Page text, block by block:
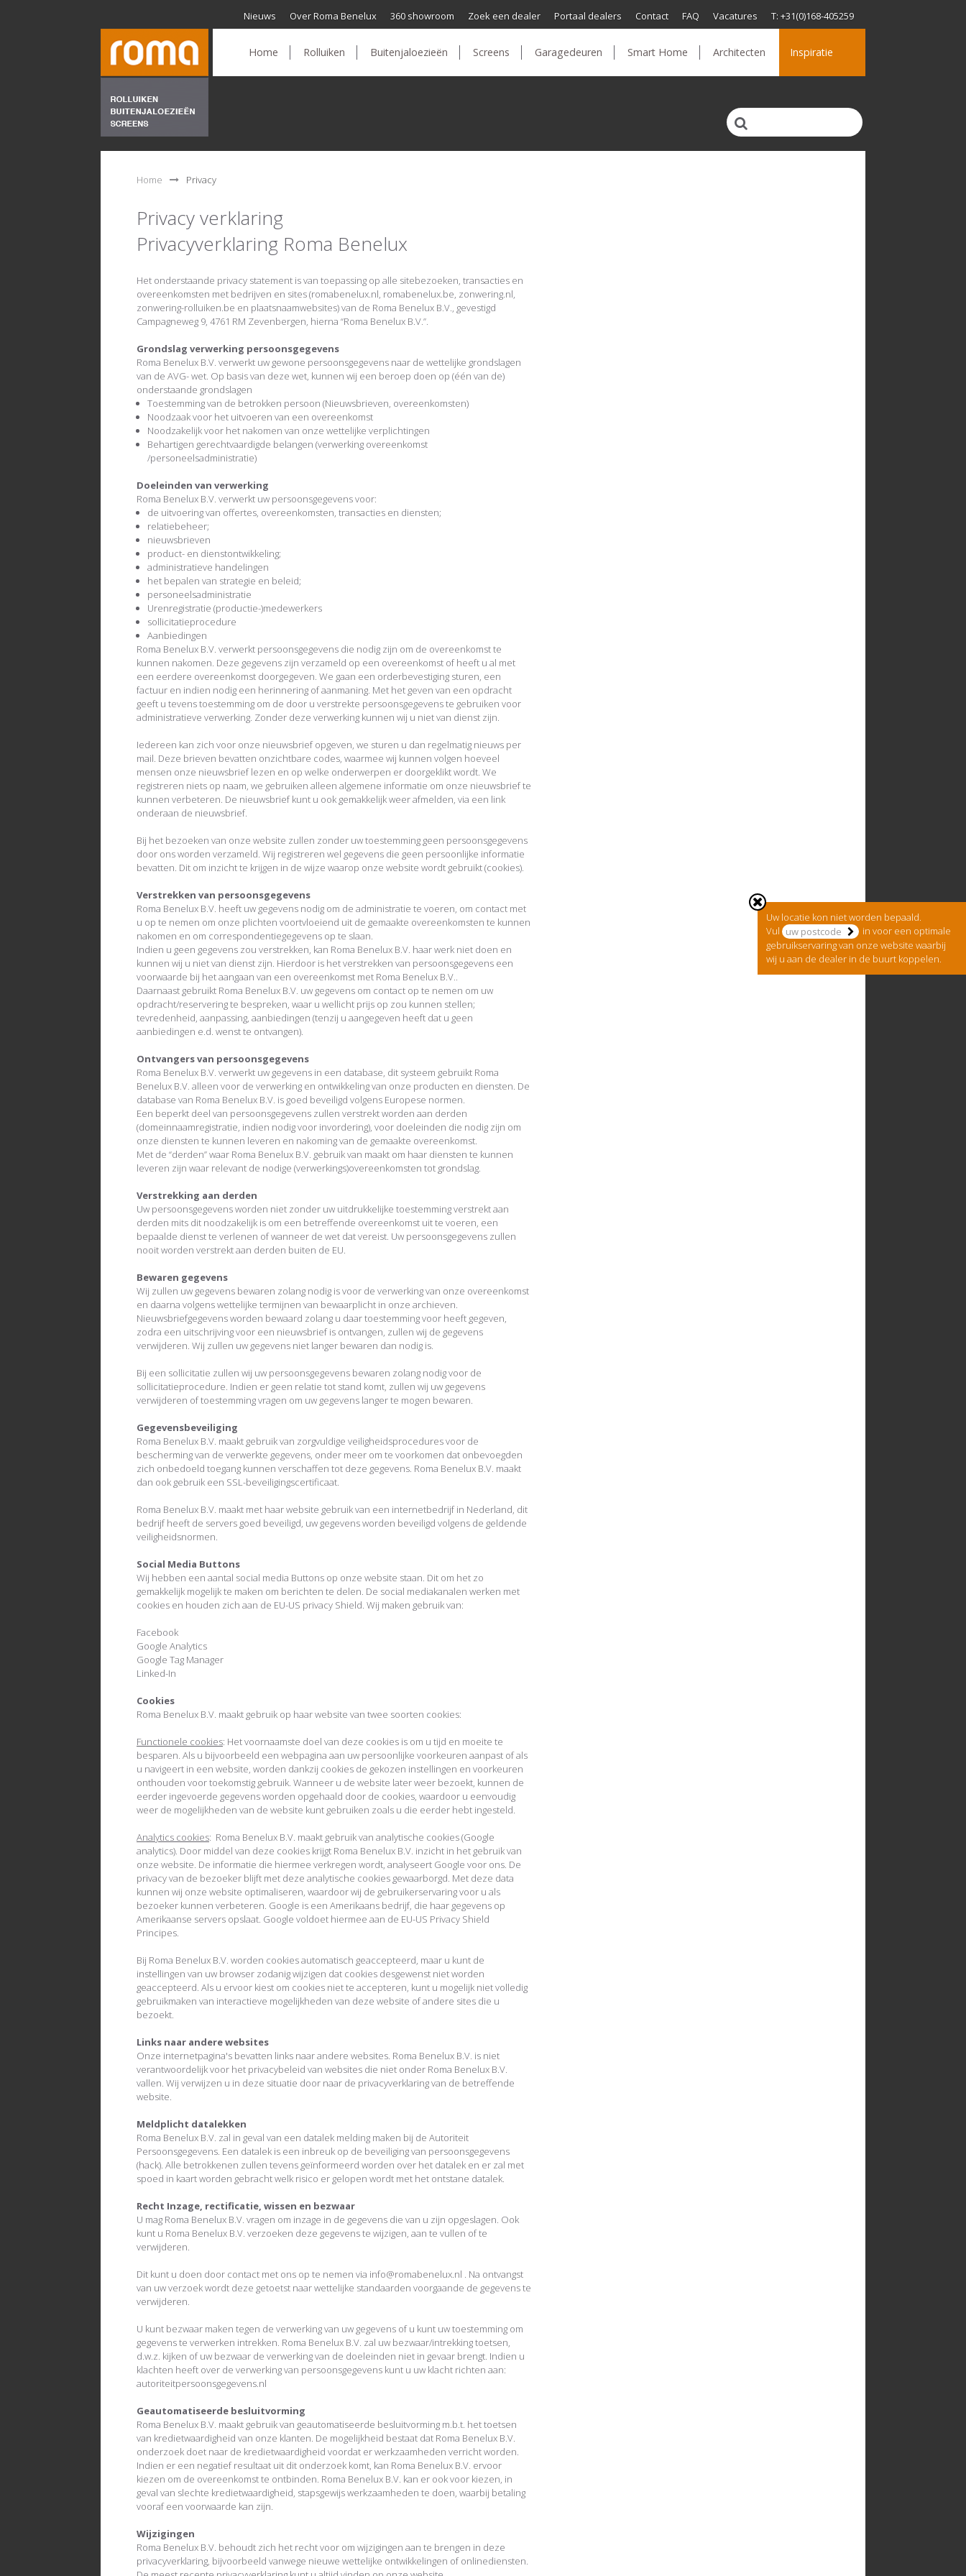
Home Rolluiken Buitenjaloezieën Screens Garagedeuren Smart Home Architecten Inspiratie
Nieuws Over Roma Benelux 360 showroom Zoek een dealer Portaal dealers Contact FAQ Vacatures T: +31(0)168-405259
Home Privacy
Privacy verklaring
Privacyverklaring Roma Benelux
Het onderstaande privacy statement is van toepassing op alle sitebezoeken, transacties en
overeenkomsten met bedrijven en sites (romabenelux.nl, romabenelux.be, zonwering.nl,
zonwering-rolluiken.be en plaatsnaamwebsites) van de Roma Benelux B.V., gevestigd
Campagneweg 9, 4761 RM Zevenbergen, hierna “Roma Benelux B.V.”.
Grondslag verwerking persoonsgegevens
Roma Benelux B.V. verwerkt uw gewone persoonsgegevens naar de wettelijke grondslagen
van de AVG- wet. Op basis van deze wet, kunnen wij een beroep doen op (één van de)
onderstaande grondslagen
Toestemming van de betrokken persoon (Nieuwsbrieven, overeenkomsten)
Noodzaak voor het uitvoeren van een overeenkomst
Noodzakelijk voor het nakomen van onze wettelijke verplichtingen
Behartigen gerechtvaardigde belangen (verwerking overeenkomst
/personeelsadministratie)
Doeleinden van verwerking
Roma Benelux B.V. verwerkt uw persoonsgegevens voor:
de uitvoering van offertes, overeenkomsten, transacties en diensten;
relatiebeheer;
nieuwsbrieven
product- en dienstontwikkeling;
administratieve handelingen
het bepalen van strategie en beleid;
personeelsadministratie
Urenregistratie (productie-)medewerkers
sollicitatieprocedure
Aanbiedingen
Roma Benelux B.V. verwerkt persoonsgegevens die nodig zijn om de overeenkomst te
kunnen nakomen. Deze gegevens zijn verzameld op een overeenkomst of heeft u al met
een eerdere overeenkomst doorgegeven. We gaan een orderbevestiging sturen, een
factuur en indien nodig een herinnering of aanmaning. Met het geven van een opdracht
geeft u tevens toestemming om de door u verstrekte persoonsgegevens te gebruiken voor
administratieve verwerking. Zonder deze verwerking kunnen wij u niet van dienst zijn.
Iedereen kan zich voor onze nieuwsbrief opgeven, we sturen u dan regelmatig nieuws per
mail. Deze brieven bevatten onzichtbare codes, waarmee wij kunnen volgen hoeveel
mensen onze nieuwsbrief lezen en op welke onderwerpen er doorgeklikt wordt. We
registreren niets op naam, we gebruiken alleen algemene informatie om onze nieuwsbrief te
kunnen verbeteren. De nieuwsbrief kunt u ook gemakkelijk weer afmelden, via een link
onderaan de nieuwsbrief.
Bij het bezoeken van onze website zullen zonder uw toestemming geen persoonsgegevens
door ons worden verzameld. Wij registreren wel gegevens die geen persoonlijke informatie
bevatten. Dit om inzicht te krijgen in de wijze waarop onze website wordt gebruikt (cookies).
Verstrekken van persoonsgegevens
Roma Benelux B.V. heeft uw gegevens nodig om de administratie te voeren, om contact met
u op te nemen om onze plichten voortvloeiend uit de gemaakte overeenkomsten te kunnen
nakomen en om correspondentiegegevens op te slaan.
Indien u geen gegevens zou verstrekken, kan Roma Benelux B.V. haar werk niet doen en
kunnen wij u niet van dienst zijn. Hierdoor is het verstrekken van persoonsgegevens een
voorwaarde bij het aangaan van een overeenkomst met Roma Benelux B.V..
Daarnaast gebruikt Roma Benelux B.V. uw gegevens om contact op te nemen om uw
opdracht/reservering te bespreken, waar u wellicht prijs op zou kunnen stellen;
tevredenheid, aanpassing, aanbiedingen (tenzij u aangegeven heeft dat u geen
aanbiedingen e.d. wenst te ontvangen).
Ontvangers van persoonsgegevens
Roma Benelux B.V. verwerkt uw gegevens in een database, dit systeem gebruikt Roma
Benelux B.V. alleen voor de verwerking en ontwikkeling van onze producten en diensten. De
database van Roma Benelux B.V. is goed beveiligd volgens Europese normen.
Een beperkt deel van persoonsgegevens zullen verstrekt worden aan derden
(domeinnaamregistratie, indien nodig voor invordering), voor doeleinden die nodig zijn om
onze diensten te kunnen leveren en nakoming van de gemaakte overeenkomst.
Met de “derden” waar Roma Benelux B.V. gebruik van maakt om haar diensten te kunnen
leveren zijn waar relevant de nodige (verwerkings)overeenkomsten tot grondslag.
Verstrekking aan derden
Uw persoonsgegevens worden niet zonder uw uitdrukkelijke toestemming verstrekt aan
derden mits dit noodzakelijk is om een betreffende overeenkomst uit te voeren, een
bepaalde dienst te verlenen of wanneer de wet dat vereist. Uw persoonsgegevens zullen
nooit worden verstrekt aan derden buiten de EU.
Bewaren gegevens
Wij zullen uw gegevens bewaren zolang nodig is voor de verwerking van onze overeenkomst
en daarna volgens wettelijke termijnen van bewaarplicht in onze archieven.
Nieuwsbriefgegevens worden bewaard zolang u daar toestemming voor heeft gegeven,
zodra een uitschrijving voor een nieuwsbrief is ontvangen, zullen wij de gegevens
verwijderen. Wij zullen uw gegevens niet langer bewaren dan nodig is.
Bij een sollicitatie zullen wij uw persoonsgegevens bewaren zolang nodig voor de
sollicitatieprocedure. Indien er geen relatie tot stand komt, zullen wij uw gegevens
verwijderen of toestemming vragen om uw gegevens langer te mogen bewaren.
Gegevensbeveiliging
Roma Benelux B.V. maakt gebruik van zorgvuldige veiligheidsprocedures voor de
bescherming van de verwerkte gegevens, onder meer om te voorkomen dat onbevoegden
zich onbedoeld toegang kunnen verschaffen tot deze gegevens. Roma Benelux B.V. maakt
dan ook gebruik een SSL-beveiligingscertificaat.
Roma Benelux B.V. maakt met haar website gebruik van een internetbedrijf in Nederland, dit
bedrijf heeft de servers goed beveiligd, uw gegevens worden beveiligd volgens de geldende
veiligheidsnormen.
Social Media Buttons
Wij hebben een aantal social media Buttons op onze website staan. Dit om het zo
gemakkelijk mogelijk te maken om berichten te delen. De social mediakanalen werken met
cookies en houden zich aan de EU-US privacy Shield. Wij maken gebruik van:
Facebook
Google Analytics
Google Tag Manager
Linked-In
Cookies
Roma Benelux B.V. maakt gebruik op haar website van twee soorten cookies:
Functionele cookies: Het voornaamste doel van deze cookies is om u tijd en moeite te
besparen. Als u bijvoorbeeld een webpagina aan uw persoonlijke voorkeuren aanpast of als
u navigeert in een website, worden dankzij cookies de gekozen instellingen en voorkeuren
onthouden voor toekomstig gebruik. Wanneer u de website later weer bezoekt, kunnen de
eerder ingevoerde gegevens worden opgehaald door de cookies, waardoor u eenvoudig
weer de mogelijkheden van de website kunt gebruiken zoals u die eerder hebt ingesteld.
Analytics cookies: Roma Benelux B.V. maakt gebruik van analytische cookies (Google
analytics). Door middel van deze cookies krijgt Roma Benelux B.V. inzicht in het gebruik van
onze website. De informatie die hiermee verkregen wordt, analyseert Google voor ons. De
privacy van de bezoeker blijft met deze analytische cookies gewaarborgd. Met deze data
kunnen wij onze website optimaliseren, waardoor wij de gebruikerservaring voor u als
bezoeker kunnen verbeteren. Google is een Amerikaans bedrijf, die haar gegevens op
Amerikaanse servers opslaat. Google voldoet hiermee aan de EU-US Privacy Shield
Principes.
Bij Roma Benelux B.V. worden cookies automatisch geaccepteerd, maar u kunt de
instellingen van uw browser zodanig wijzigen dat cookies desgewenst niet worden
geaccepteerd. Als u ervoor kiest om cookies niet te accepteren, kunt u mogelijk niet volledig
gebruikmaken van interactieve mogelijkheden van deze website of andere sites die u
bezoekt.
Links naar andere websites
Onze internetpagina's bevatten links naar andere websites. Roma Benelux B.V. is niet
verantwoordelijk voor het privacybeleid van websites die niet onder Roma Benelux B.V.
vallen. Wij verwijzen u in deze situatie door naar de privacyverklaring van de betreffende
website.
Meldplicht datalekken
Roma Benelux B.V. zal in geval van een datalek melding maken bij de Autoriteit
Persoonsgegevens. Een datalek is een inbreuk op de beveiliging van persoonsgegevens
(hack). Alle betrokkenen zullen tevens geïnformeerd worden over het datalek en er zal met
spoed in kaart worden gebracht welk risico er gelopen wordt met het ontstane datalek.
Recht Inzage, rectificatie, wissen en bezwaar
U mag Roma Benelux B.V. vragen om inzage in de gegevens die van u zijn opgeslagen. Ook
kunt u Roma Benelux B.V. verzoeken deze gegevens te wijzigen, aan te vullen of te
verwijderen.
Dit kunt u doen door contact met ons op te nemen via info@romabenelux.nl . Na ontvangst
van uw verzoek wordt deze getoetst naar wettelijke standaarden voorgaande de gegevens te
verwijderen.
U kunt bezwaar maken tegen de verwerking van uw gegevens of u kunt uw toestemming om
gegevens te verwerken intrekken. Roma Benelux B.V. zal uw bezwaar/intrekking toetsen,
d.w.z. kijken of uw bezwaar de verwerking van de doeleinden niet in gevaar brengt. Indien u
klachten heeft over de verwerking van persoonsgegevens kunt u uw klacht richten aan:
autoriteitpersoonsgegevens.nl
Geautomatiseerde besluitvorming
Roma Benelux B.V. maakt gebruik van geautomatiseerde besluitvorming m.b.t. het toetsen
van kredietwaardigheid van onze klanten. De mogelijkheid bestaat dat Roma Benelux B.V.
onderzoek doet naar de kredietwaardigheid voordat er werkzaamheden verricht worden.
Indien er een negatief resultaat uit dit onderzoek komt, kan Roma Benelux B.V. ervoor
kiezen om de overeenkomst te ontbinden. Roma Benelux B.V. kan er ook voor kiezen, in
geval van slechte kredietwaardigheid, stapsgewijs werkzaamheden te doen, waarbij betaling
vooraf een voorwaarde kan zijn.
Wijzigingen
Roma Benelux B.V. behoudt zich het recht voor om wijzigingen aan te brengen in deze
privacyverklaring, bijvoorbeeld vanwege nieuwe wettelijke ontwikkelingen of onlinediensten.
Uw locatie kon niet worden bepaald.
Vul
in voor een optimale
gebruikservaring van onze website waarbij
wij u aan de dealer in de buurt koppelen.